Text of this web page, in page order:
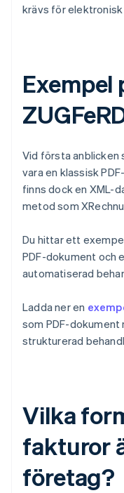
krävs för
Exempel
Vid första anblicken
vara en klassisk
finns dock en XML-
metod som
Du hittar ett
PDF-dokument och
automatiserad
Ladda ner en
som PDF-dokument
strukturerad
Vilka
fakturor
företag?